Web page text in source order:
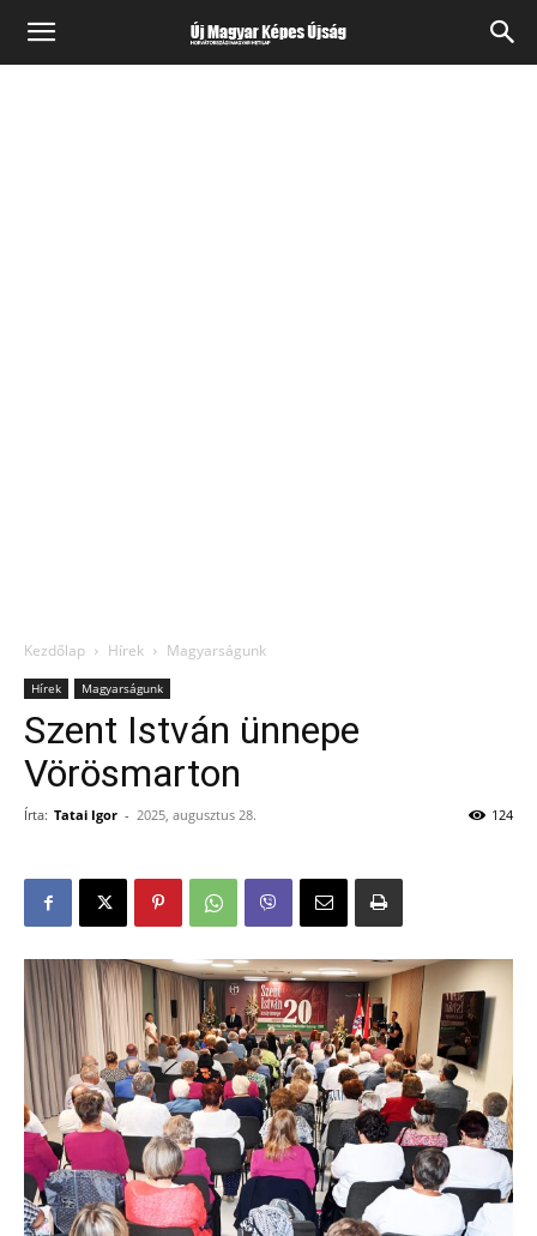
Kezdőlap Hírek Magyarságunk
Hírek Magyarságunk
Szent István ünnepe
Vörösmarton
Írta: Tatai Igor - 2025, augusztus 28. 124